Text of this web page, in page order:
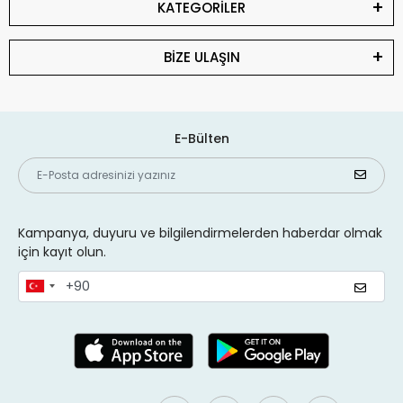
kullanarak alt kapaktaki vidaları sökün ve kapağı dikkatlice
kaldırın. Plastik açma aparatı ile kasayı zarar vermeden
açabilirsiniz.
3. Fanı Bulun ve Bağlantıları
Fan, anakarta küçük bir konektörle bağlıdır. Öncelikle bu
bağlantıyı dikkatlice çıkarın. Ardından fanı sabitleyen vidaları
sökün ve fanı yavaşça yerinden çıkarın.
Yeni fanı aynı yerine yerleştirin ve vidalarla sabitleyin. Fanın
anakarta bağlanan kablosunu yerine oturttuğunuzdan emin
olun.
5.Termal Macunu Yenileyin
(Gerekiyorsa)
Eğer fan değişimi sırasında işlemci soğutucusu da
çıkarıldıysa, eski termal macunu temizleyip yeni termal
KATEGORİLER
BİZE ULAŞIN
E-Bülten
Kampanya, duyuru ve bilgilendirmelerden haberdar olmak
için kayıt olun.